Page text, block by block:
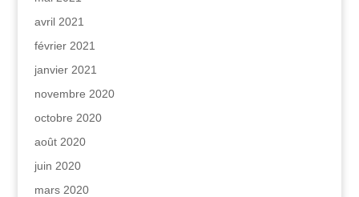
avril 2021
février 2021
janvier 2021
novembre 2020
octobre 2020
août 2020
juin 2020
mars 2020